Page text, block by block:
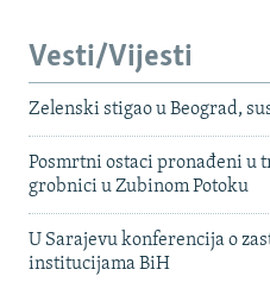
Vesti/Vijesti
Zelenski stigao u Beograd,
Posmrtni ostaci pronađeni u
grobnici u Zubinom Potoku
U Sarajevu konferencija o
institucijama BiH